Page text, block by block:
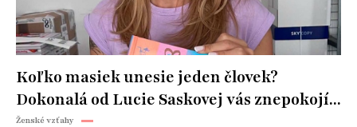
Koľko masiek unesie jeden človek?
Dokonalá od Lucie Saskovej vás znepokojí...
Ženské vzťahy